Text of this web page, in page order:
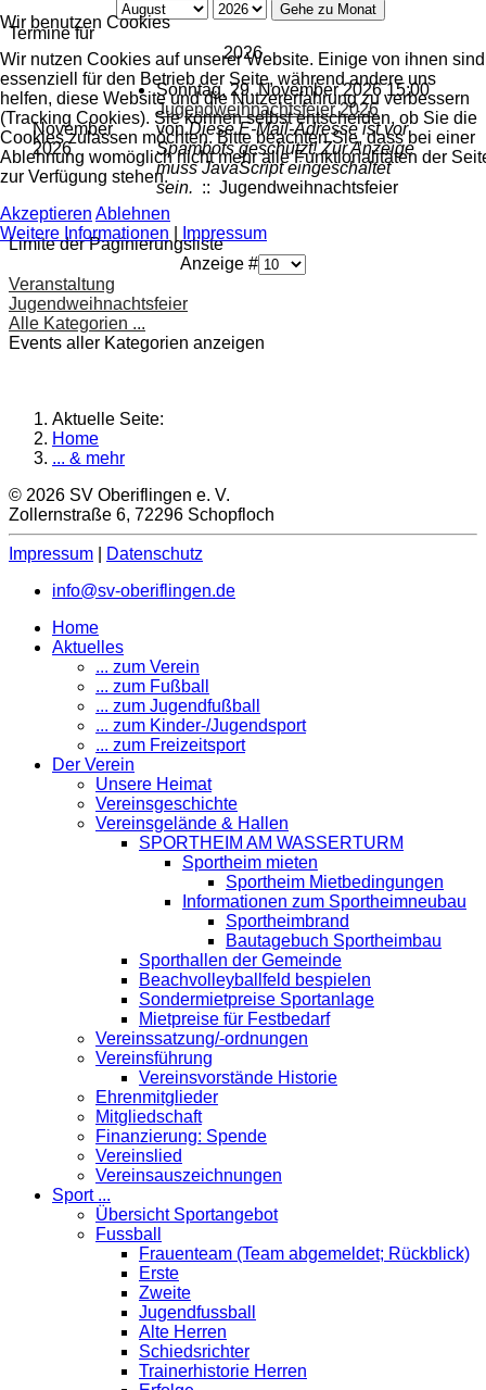
Gehe zu Monat
Termine für
2026
November
2026
Sonntag, 29. November 2026 15:00
Jugendweihnachtsfeier 2026
von Diese E-Mail-Adresse ist vor
Spambots geschützt! Zur Anzeige
muss JavaScript eingeschaltet
sein. :: Jugendweihnachtsfeier
Limite der Paginierungsliste
Anzeige #
Veranstaltung
Jugendweihnachtsfeier
Alle Kategorien ...
Events aller Kategorien anzeigen
Aktuelle Seite:
Home
... & mehr
© 2026 SV Oberiflingen e. V.
Zollernstraße 6, 72296 Schopfloch
Impressum
Datenschutz
info@sv-oberiflingen.de
Home
Aktuelles
... zum Verein
... zum Fußball
... zum Jugendfußball
... zum Kinder-/Jugendsport
... zum Freizeitsport
Der Verein
Unsere Heimat
Vereinsgeschichte
Vereinsgelände & Hallen
SPORTHEIM AM WASSERTURM
Sportheim mieten
Sportheim Mietbedingungen
Informationen zum Sportheimneubau
Sportheimbrand
Bautagebuch Sportheimbau
Sporthallen der Gemeinde
Beachvolleyballfeld bespielen
Sondermietpreise Sportanlage
Mietpreise für Festbedarf
Vereinssatzung/-ordnungen
Vereinsführung
Vereinsvorstände Historie
Ehrenmitglieder
Mitgliedschaft
Finanzierung: Spende
Vereinslied
Vereinsauszeichnungen
Sport ...
Übersicht Sportangebot
Fussball
Frauenteam (Team abgemeldet; Rückblick)
Erste
Zweite
Jugendfussball
Alte Herren
Schiedsrichter
Trainerhistorie Herren
Wir benutzen Cookies
Wir nutzen Cookies auf unserer Website. Einige von ihnen sind
essenziell für den Betrieb der Seite, während andere uns
helfen, diese Website und die Nutzererfahrung zu verbessern
(Tracking Cookies). Sie können selbst entscheiden, ob Sie die
Cookies zulassen möchten. Bitte beachten Sie, dass bei einer
Ablehnung womöglich nicht mehr alle Funktionalitäten der
zur Verfügung stehen.
Akzeptieren Ablehnen
Weitere Informationen
Impressum